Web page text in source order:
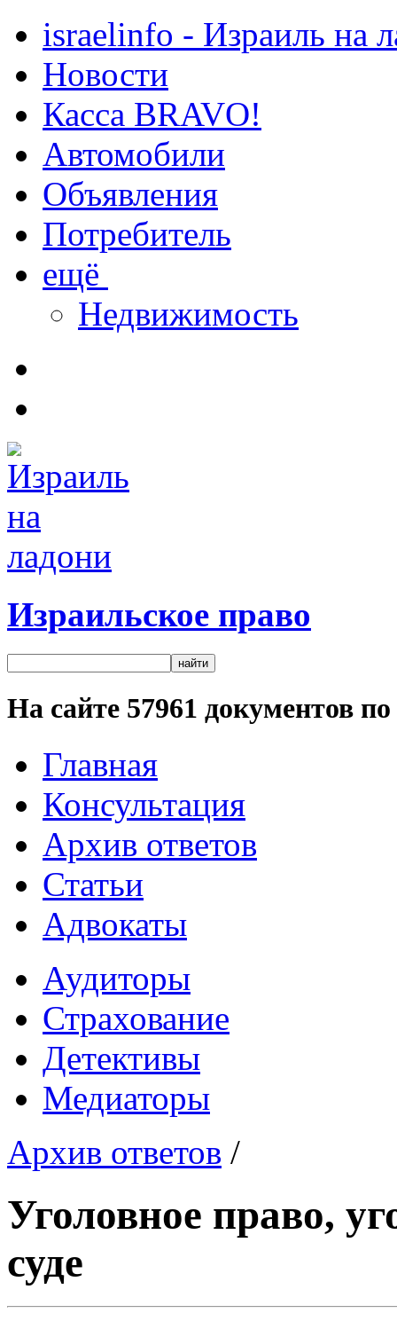
israelinfo - Израиль на
Новости
Касса BRAVO!
Автомобили
Объявления
Потребитель
ещё
Недвижимость
Израильское право
На сайте 57961 документов
Главная
Консультация
Архив ответов
Статьи
Адвокаты
Аудиторы
Страхование
Детективы
Медиаторы
Архив ответов /
Уголовное право,
суде